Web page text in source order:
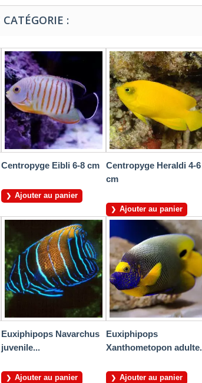
:
Centropyge Eibli 6-8 cm
Ajouter au panier
Centropyge Heraldi 4-6
cm
Ajouter au panier
Euxiphipops Navarchus
juvenile...
Ajouter au panier
Euxiphipops
Xanthometopon
Ajouter au panier